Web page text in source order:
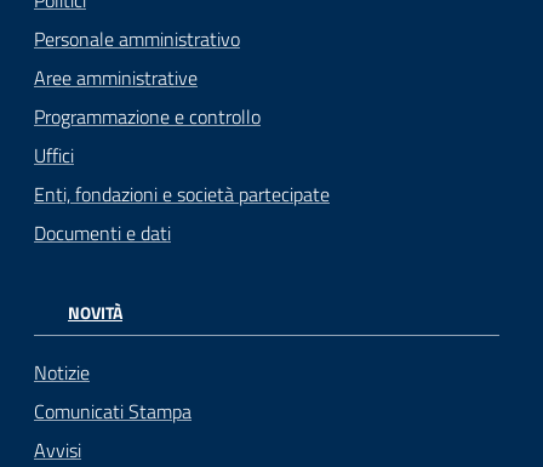
Personale amministrativo
Aree amministrative
Programmazione e controllo
Uffici
Enti, fondazioni e società partecipate
Documenti e dati
NOVITÀ
Notizie
Comunicati Stampa
Avvisi